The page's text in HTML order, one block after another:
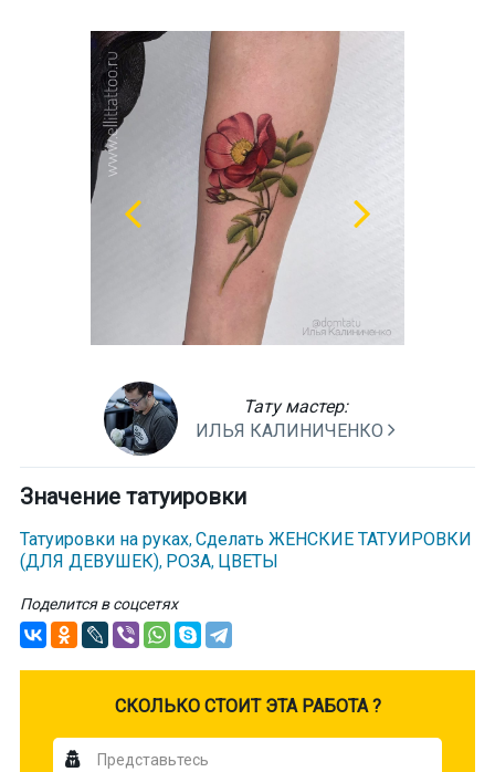
Тату мастер:
ИЛЬЯ КАЛИНИЧЕНКО
Значение татуировки
Татуировки на руках, Сделать ЖЕНСКИЕ ТАТУИРОВКИ
(ДЛЯ ДЕВУШЕК), РОЗА, ЦВЕТЫ
Поделится в соцсетях
CКОЛЬКО СТОИТ ЭТА РАБОТА ?